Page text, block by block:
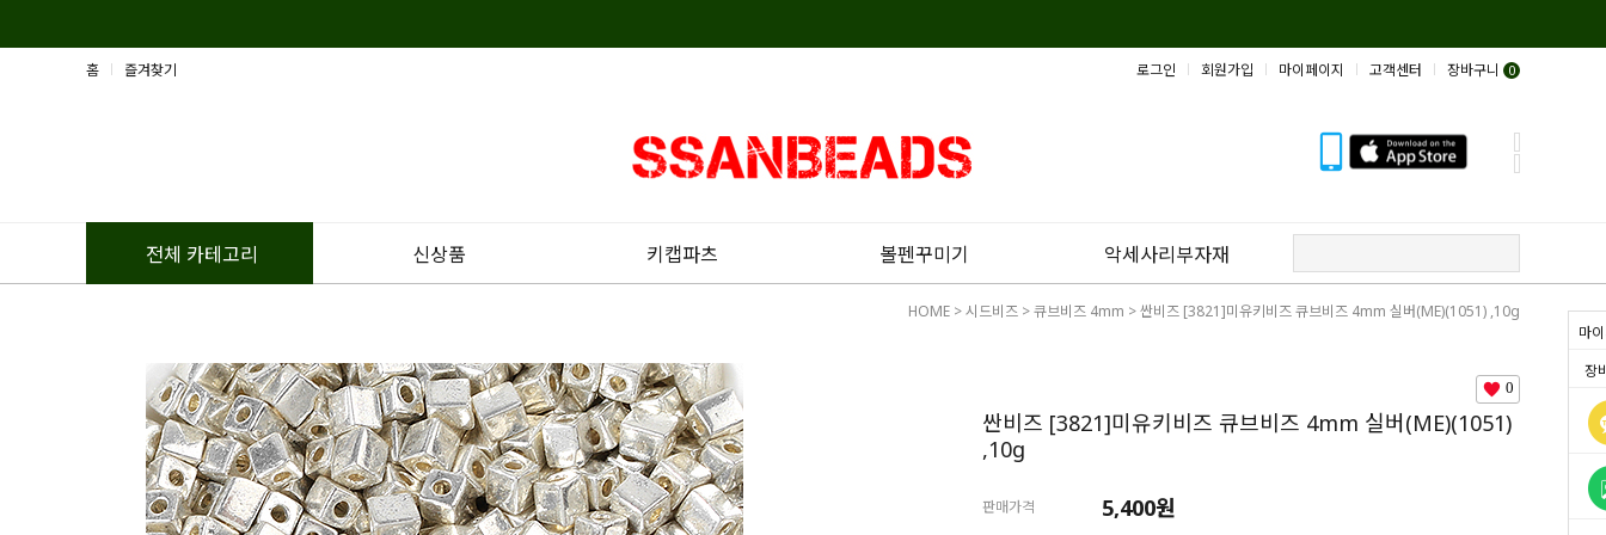
마
장
홈 즐겨찾기 로그인 회원가입 마이페이지 고객센터 장바구니 0
전체 카테고리 신상품 키캡파츠 볼펜꾸미기 악세사리부자재
HOME >시드비즈 >큐브비즈 4mm > 싼비즈 [3821]미유키비즈 큐브비즈 4mm 실버(ME)(1051) ,10g
0
싼비즈 [3821]미유키비즈 큐브비즈 4mm 실버(ME)(1051)
,10g
판매가격 5,400원